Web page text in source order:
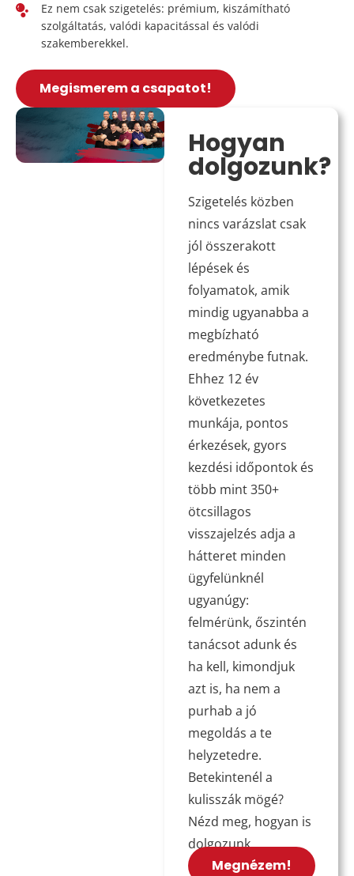
Hogyan
dolgozunk?
Szigetelés közben
nincs varázslat csak
jól összerakott
lépések és
folyamatok, amik
mindig ugyanabba a
megbízható
eredménybe futnak.
Ehhez 12 év
következetes
munkája, pontos
érkezések, gyors
kezdési időpontok és
több mint 350+
ötcsillagos
visszajelzés adja a
hátteret minden
ügyfelünknél
ugyanúgy:
felmérünk, őszintén
tanácsot adunk és
ha kell, kimondjuk
azt is, ha nem a
purhab a jó
megoldás a te
helyzetedre.
Betekintenél a
kulisszák mögé?
Nézd meg, hogyan is
dolgozunk.
Megnézem!
Ez nem csak szigetelés: prémium, kiszámítható
szolgáltatás, valódi kapacitással és valódi
szakemberekkel.
Megismerem a csapatot!